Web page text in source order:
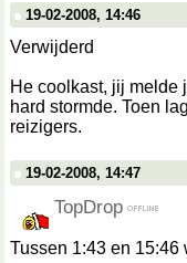
19-02-2008, 14:46
Verwijderd
He coolkast, jij melde
hard stormde. Toen
reizigers.
19-02-2008, 14:47
TopDrop
Tussen 1:43 en 15:46